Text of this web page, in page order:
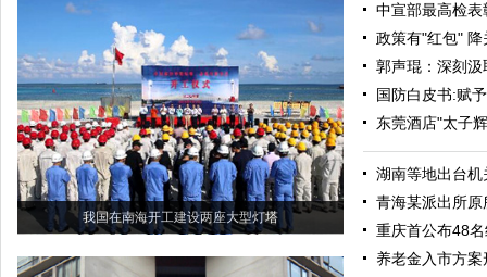
我国在南海开工建设两座大型灯塔
中宣部最高检
政策有"红包"
郭声琨：深刻
国防白皮书:赋
东莞酒店"太子
湖南等地出台
青海某派出所
重庆首公布48
养老金入市方